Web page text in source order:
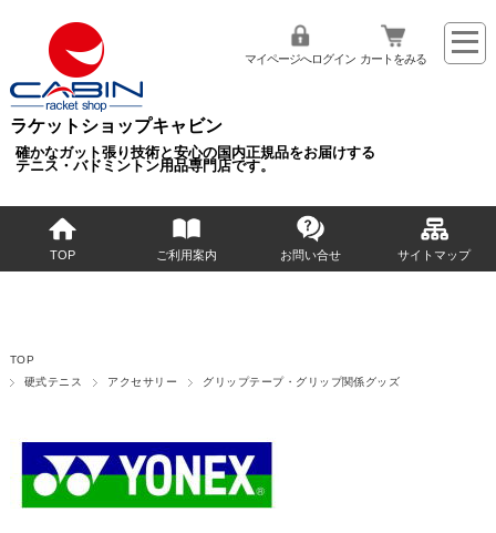
ラケットショップキャビン
確かなガット張り技術と安心の国内正規品をお届けする
テニス・バドミントン用品専門店です。
マイページへログイン カートをみる
TOP ご利用案内 お問い合せ サイトマップ
TOP
硬式テニス
アクセサリー グリップテープ・グリップ関係グッズ